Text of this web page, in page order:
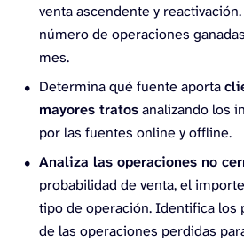
venta ascendente y
número de operaciones
mes.
Determina qué fuente aporta
mayores tratosanalizando los
por las fuentes online y offline.
Analiza las operaciones no
probabilidad de venta, el
tipo de operación. Identifica los
de las operaciones perdidas